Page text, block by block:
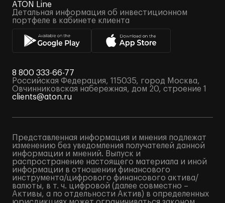
ATON Line
Детальная информация об инвестиционном
портфеле в кабинете клиента
8 800 333-66-77
Российская Федерация, 115035, город Москва,
Овчинниковская набережная, дом 20, строение 1
clients@aton.ru
Представленная информация и мнения подлежат
изменению без уведомления получателей данной
информации и мнений. Выпуск и
распространение настоящего материала и иной
информации в отношении финансового
инструмента/цифрового финансового актива/
валюты, в т. ч. цифровой (далее совместно –
Активы, а по отдельности Актив) в определенных